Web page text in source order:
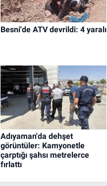
Besni'de ATV devrildi: 4 yaralı
Adıyaman'da dehşet
görüntüler: Kamyonetle
çarptığı şahsı metrelerce
fırlattı